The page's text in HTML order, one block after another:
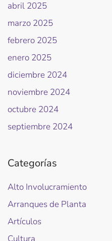
abril 2025
marzo 2025
febrero 2025
enero 2025
diciembre 2024
noviembre 2024
octubre 2024
septiembre 2024
Categorías
Alto Involucramiento
Arranques de Planta
Artículos